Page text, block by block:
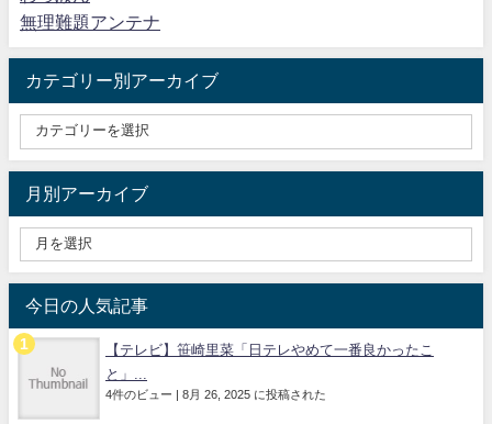
無理難題アンテナ
カテゴリー別アーカイブ
月別アーカイブ
今日の人気記事
【テレビ】笹崎里菜「日テレやめて一番良かったこ
と」...
4件のビュー 8月 26, 2025 に投稿された